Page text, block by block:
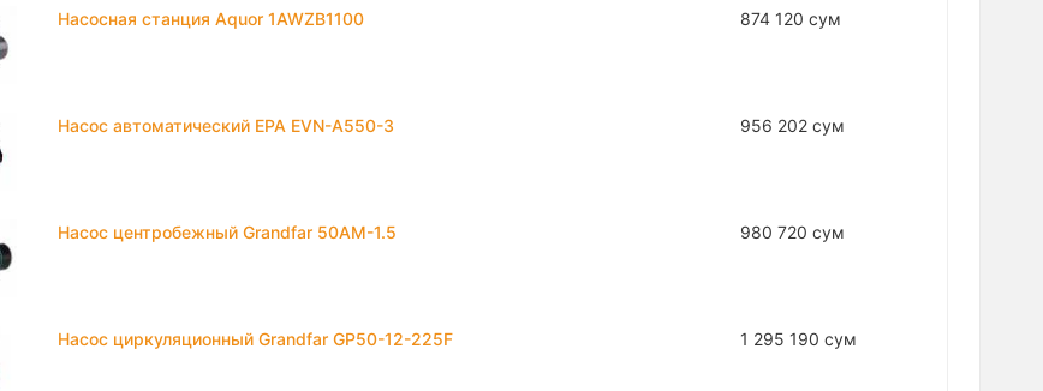
Насосная станция Aquor 1AWZB1100 874 120 сум
Насос автоматический EPA EVN-A550-3 956 202 сум
Насос центробежный Grandfar 50AM-1.5 980 720 сум
Насос циркуляционный Grandfar GP50-12-225F 1 295 190 сум